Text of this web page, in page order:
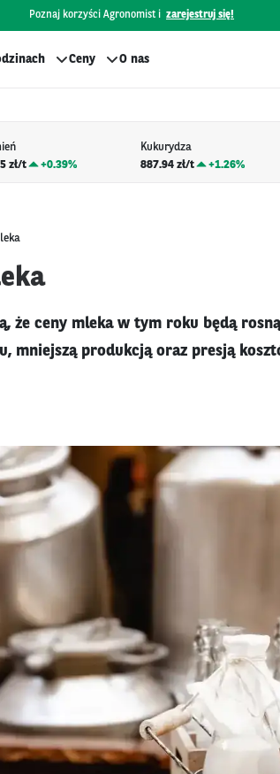
Poznaj korzyści Agronomist i zarejestruj się!
Ceny O nas
zł/t
+0.39%
Kukurydza
887.94 zł/t
+1.26%
że ceny mleka w tym roku będą
mniejszą produkcją oraz presją